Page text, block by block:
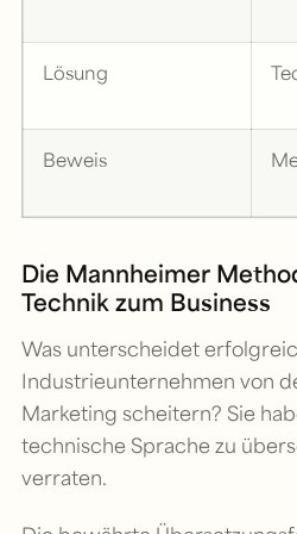
Lösung
Beweis
Die Mannheimer
Technik zum Business
Was unterscheidet
Industrieunternehmen von
Marketing scheitern? Sie
technische Sprache zu
verraten.